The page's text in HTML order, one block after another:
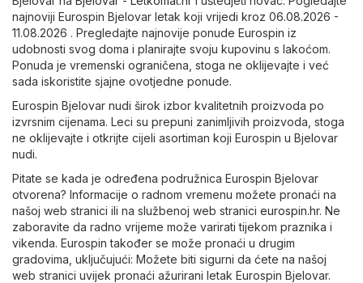
najnoviji Eurospin Bjelovar letak koji vrijedi kroz 06.08.2026 -
11.08.2026 . Pregledajte najnovije ponude Eurospin iz
udobnosti svog doma i planirajte svoju kupovinu s lakoćom.
Ponuda je vremenski ograničena, stoga ne oklijevajte i već
sada iskoristite sjajne ovotjedne ponude.
Eurospin Bjelovar nudi širok izbor kvalitetnih proizvoda po
izvrsnim cijenama. Leci su prepuni zanimljivih proizvoda, stoga
ne oklijevajte i otkrijte cijeli asortiman koji Eurospin u Bjelovar
nudi.
Pitate se kada je određena podružnica Eurospin Bjelovar
otvorena? Informacije o radnom vremenu možete pronaći na
našoj web stranici ili na službenoj web stranici eurospin.hr. Ne
zaboravite da radno vrijeme može varirati tijekom praznika i
vikenda. Eurospin također se može pronaći u drugim
gradovima, uključujući: Možete biti sigurni da ćete na našoj
web stranici uvijek pronaći ažurirani letak Eurospin Bjelovar.